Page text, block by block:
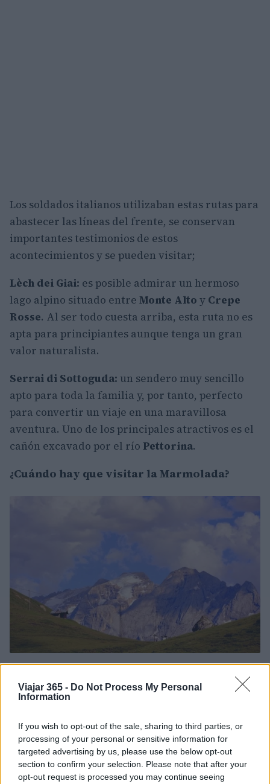
Viajar 365 - Do Not Process My Personal
Information
If you wish to opt-out of the sale, sharing to third parties, or
processing of your personal or sensitive information for
targeted advertising by us, please use the below opt-out
section to confirm your selection. Please note that after your
opt-out request is processed you may continue seeing
Los soldados italianos utilizaban estas rutas para
abastecer las líneas del frente, se conservan
importantes testimonios de estos
acontecimientos y se pueden visitar;
Lèch dei Giai: es posible admirar un hermoso
lago alpino situado entre Monte Alto y Crepe
Rosse. Al ser todo cuesta arriba, esta ruta no es
apta para principiantes aunque tenga un gran
valor naturalista.
Serrai di Sottoguda: un sendero muy sencillo
apto para toda la familia y, por tanto, perfecto
para convertir un viaje en una maravillosa
aventura. Uno de los principales atractivos es el
cañón excavado por el río Pettorina.
¿Cuándo hay que visitar la Marmolada?
septiembre porque son los meses más cálidos.
las excursiones y los cambios para los amantes
de los deportes de invierno.
LEA TAMBIÉN: